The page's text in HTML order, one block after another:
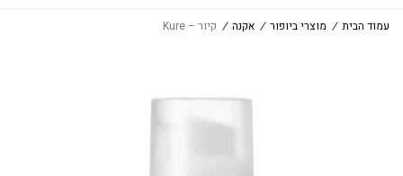
עמוד הבית / מוצרי ביופור / אקנה / קיור – Kure